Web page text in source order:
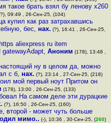
такое брать взял бу ленову х260
09:49 , 26-Сен-25, (104)
купил как раз затрахавшись
бес, нах. (?), 16:41 , 26-Сен-25,
aliexpress ru item
gatewayAdapt, Аноним (178), 13:48 ,
ну в целом да, можно
с б, нах. (?), 23:14 , 27-Сен-25, (218)
мой первый ноут Притом он
(178), 13:00 , 26-Сен-25, (133)
На самом деле эти дурацкие
(?), 16:50 , 26-Сен-25, (160)
второй - может чуть больше
мимо.. (-), 10:36 , 30-Сен-25, (260)